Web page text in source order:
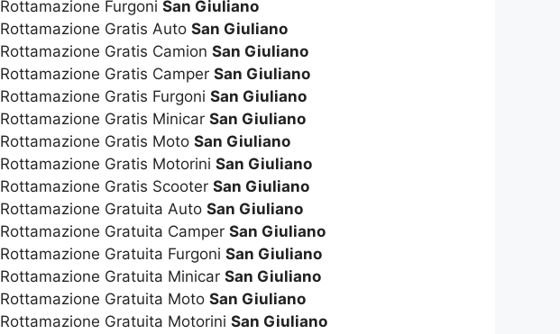
Rottamazione Furgoni San Giuliano
Rottamazione Gratis Auto San Giuliano
Rottamazione Gratis Camion San Giuliano
Rottamazione Gratis Camper San Giuliano
Rottamazione Gratis Furgoni San Giuliano
Rottamazione Gratis Minicar San Giuliano
Rottamazione Gratis Moto San Giuliano
Rottamazione Gratis Motorini San Giuliano
Rottamazione Gratis Scooter San Giuliano
Rottamazione Gratuita Auto San Giuliano
Rottamazione Gratuita Camper San Giuliano
Rottamazione Gratuita Furgoni San Giuliano
Rottamazione Gratuita Minicar San Giuliano
Rottamazione Gratuita Moto San Giuliano
Rottamazione Gratuita Motorini San Giuliano